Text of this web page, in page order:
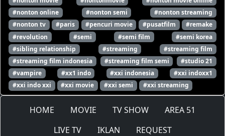
#nonton online
#nonton semi
#nonton streaming
#nonton tv
#paris #pencuri movie #pusatfilm
#remake
#revolution
#semi #semi film
#semi korea
#sibling relationship
#streaming
#streaming film
#streaming film indonesia
#streaming film semi
#studio 21
#vampire
#xx1 indo #xxi indonesia
#xxi indoxx1
#xxi indo xxi
#xxi movie #xxi semi #xxi streaming
HOME MOVIE TV SHOW
AREA 51
LIVE TV
IKLAN REQUEST